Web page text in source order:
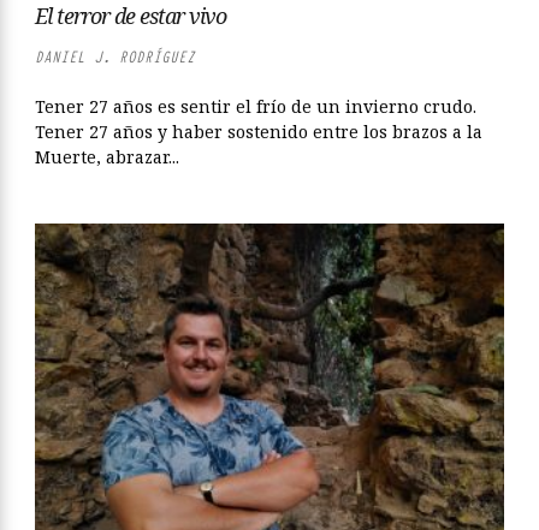
El terror de estar vivo
DANIEL J. RODRÍGUEZ
Tener 27 años es sentir el frío de un invierno crudo.
Tener 27 años y haber sostenido entre los brazos a la
Muerte, abrazar...